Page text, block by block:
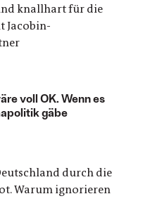
knallhart für die
Jacobin-
voll OK. Wenn es
gäbe
durch die
Warum ignorieren